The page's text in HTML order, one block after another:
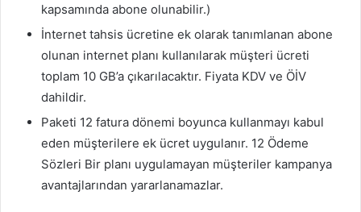
kapsamında abone olunabilir.)
İnternet tahsis ücretine ek olarak tanımlanan abone
olunan internet planı kullanılarak müşteri ücreti
toplam 10 GB’a çıkarılacaktır. Fiyata KDV ve ÖİV
dahildir.
Paketi 12 fatura dönemi boyunca kullanmayı kabul
eden müşterilere ek ücret uygulanır. 12 Ödeme
Sözleri Bir planı uygulamayan müşteriler kampanya
avantajlarından yararlanamazlar.